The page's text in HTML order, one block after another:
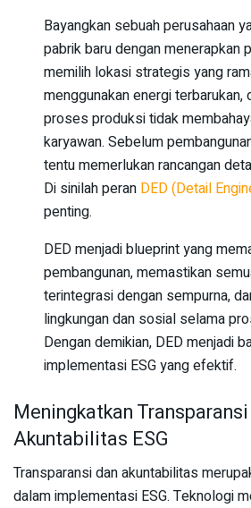
Bayangkan sebuah perusahaan
pabrik baru dengan menerapkan
memilih lokasi strategis yang
menggunakan energi terbarukan,
proses produksi tidak
karyawan. Sebelum
tentu memerlukan rancangan
Di sinilah peran DED (Detail
penting.
DED menjadi blueprint yang
pembangunan, memastikan
terintegrasi dengan sempurna,
lingkungan dan sosial selama
Dengan demikian, DED menjadi
implementasi ESG yang efektif.
Meningkatkan
Akuntabilitas ESG
Transparansi dan akuntabilitas
dalam implementasi ESG. Teknologi